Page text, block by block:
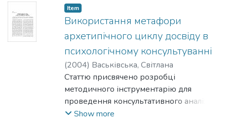
задач та прийнятті рішень.
Item
Використання метафори
архетипічного циклу досвіду в
психологічному консультуванні
(2004) Васьківська, Світлана
Статтю присвячено розробці
методичного інструментарію для
проведення консультативного аналізу
психологічних проблем клієнта.
Show more